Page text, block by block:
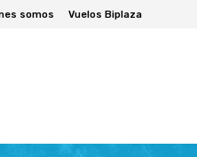
somos Vuelos Biplaza